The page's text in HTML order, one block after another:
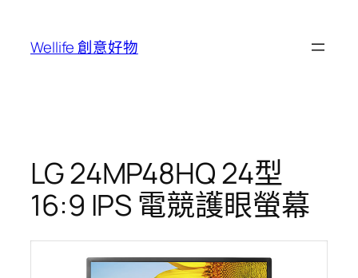
Wellife 創意好物
LG 24MP48HQ 24型
16:9 IPS 電競護眼螢幕